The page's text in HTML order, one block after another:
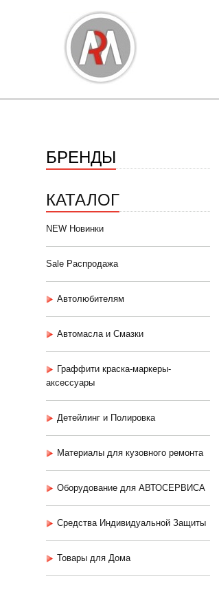
БРЕНДЫ
КАТАЛОГ
NEW Новинки
Sale Распродажа
Автолюбителям
Автомасла и Смазки
Граффити краска-маркеры-
аксессуары
Детейлинг и Полировка
Материалы для кузовного ремонта
Оборудование для АВТОСЕРВИСА
Средства Индивидуальной Защиты
Товары для Дома